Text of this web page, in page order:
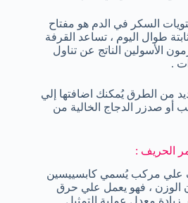
السكر في الدم هو مفتاح
طوال اليوم ، تساعد القرفة
الأسولين الناتج عن تناول
.
من الطرق يُمكنك اضافتها إلي
أو صدزر الدجاج الخالية من
علي مركب يُسمي كابسييسين
الوزن ، فهو يعمل علي حرق